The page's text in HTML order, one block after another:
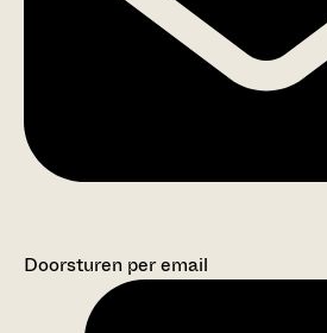
Doorsturen per email